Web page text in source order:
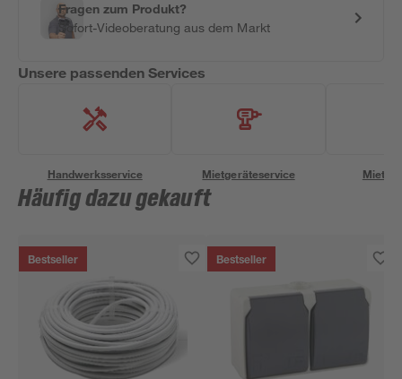
Fragen zum Produkt?
Sofort-Videoberatung aus dem Markt
Unsere passenden Services
Handwerksservice Mietgeräteservice
Häufig dazu gekauft
Bestseller Bestseller